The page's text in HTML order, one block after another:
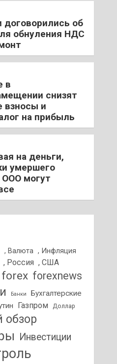
договорились об
обнуления НДС
в
снизят
взносы и
на прибыль
на деньги,
умершего
ООО могут
, Валюта , Инфляция
, Россия , США
forex forexnews
Банки
Бухгалтерские
Газпром Доллар
обзор
Инвестиции